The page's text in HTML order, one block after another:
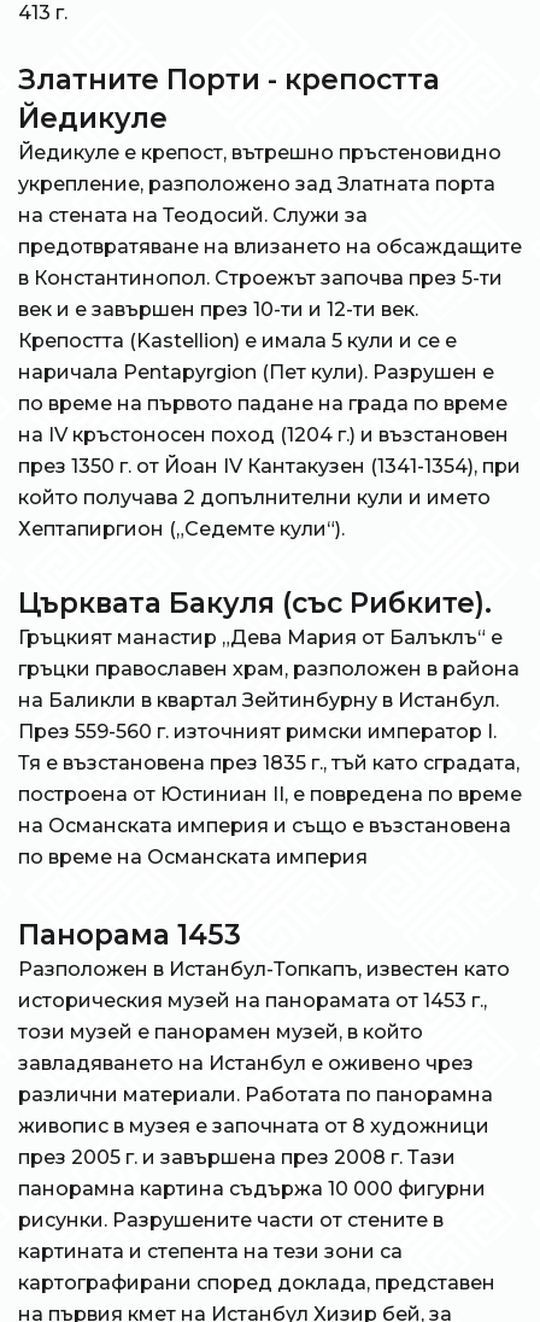
413 г.
Златните Порти - крепостта
Йедикуле
Йедикуле е крепост, вътрешно пръстеновидно
укрепление, разположено зад Златната порта
на стената на Теодосий. Служи за
предотвратяване на влизането на обсаждащите
в Константинопол. Строежът започва през 5-ти
век и е завършен през 10-ти и 12-ти век.
Крепостта (Kastellion) е имала 5 кули и се е
наричала Pentapyrgion (Пет кули). Разрушен е
по време на първото падане на града по време
на IV кръстоносен поход (1204 г.) и възстановен
през 1350 г. от Йоан IV Кантакузен (1341-1354), при
който получава 2 допълнителни кули и името
Хептапиргион („Седемте кули“).
Църквата Бакуля (със Рибките).
Гръцкият манастир „Дева Мария от Балъклъ“ е
гръцки православен храм, разположен в района
на Баликли в квартал Зейтинбурну в Истанбул.
През 559-560 г. източният римски император I.
Тя е възстановена през 1835 г., тъй като сградата,
построена от Юстиниан II, е повредена по време
на Османската империя и също е възстановена
по време на Османската империя
Панорама 1453
Разположен в Истанбул-Топкапъ, известен като
историческия музей на панорамата от 1453 г.,
този музей е панорамен музей, в който
завладяването на Истанбул е оживено чрез
различни материали. Работата по панорамна
живопис в музея е започната от 8 художници
през 2005 г. и завършена през 2008 г. Тази
панорамна картина съдържа 10 000 фигурни
рисунки. Разрушените части от стените в
картината и степента на тези зони са
картографирани според доклада, представен
на първия кмет на Истанбул Хизир бей, за